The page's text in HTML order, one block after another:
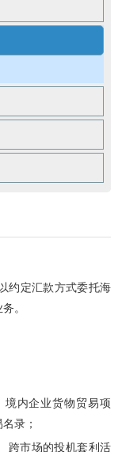
定汇款方式委托海
。
内企业货物贸易项
录；
市场的投机套利活